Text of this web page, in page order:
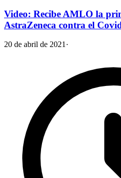
Video: Recibe AMLO la
AstraZeneca contra el
20 de abril de 2021 ·